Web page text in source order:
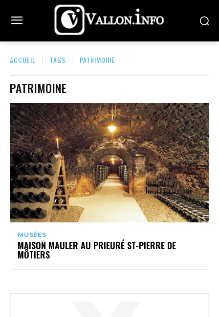
ACCUEIL TAGS PATRIMOINE
PATRIMOINE
MUSÉES
MAISON MAULER AU PRIEURÉ ST-PIERRE DE
MÔTIERS